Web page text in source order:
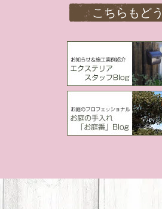
こちらもど